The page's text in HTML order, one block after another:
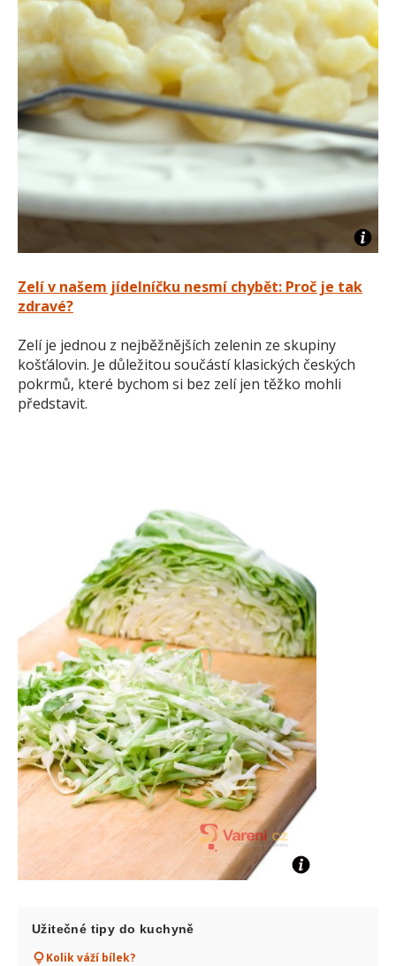
Zelí v našem jídelníčku nesmí chybět: Proč je tak
zdravé?
Zelí je jednou z nejběžnějších zelenin ze skupiny
košťálovin. Je důležitou součástí klasických českých
pokrmů, které bychom si bez zelí jen těžko mohli
představit.
Užitečné tipy do kuchyně
Kolik váží bílek?